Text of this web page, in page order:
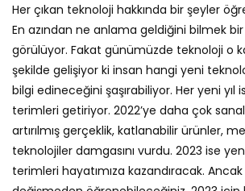
Her çıkan teknoloji hakkında bir şeyler
En azından ne anlama geldiğini bilmek
görülüyor. Fakat günümüzde teknoloji o
şekilde gelişiyor ki insan hangi yeni
bilgi edineceğini şaşırabiliyor. Her yeni yıl
terimleri getiriyor. 2022’ye daha çok
artırılmış gerçeklik, katlanabilir ürünler,
teknolojiler damgasını vurdu. 2023 ise
terimleri hayatımıza kazandıracak.